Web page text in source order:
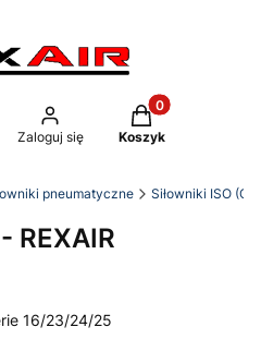
wyszukiwarkę
Zaloguj się
Produkty w
Koszyk
pneumatyczne Siłowniki ISO
REXAIR
16/23/24/25